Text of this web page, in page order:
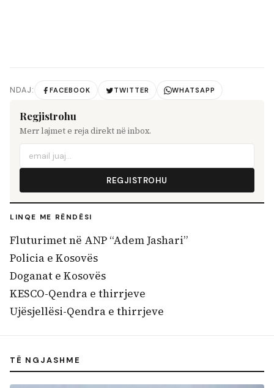
NDAJ: FACEBOOK TWITTER WHATSAPP
Regjistrohu
Merr lajmet e reja direkt në inbox.
REGJISTROHU
LINQE ME RËNDËSI
Fluturimet në ANP “Adem Jashari”
Policia e Kosovës
Doganat e Kosovës
KESCO-Qendra e thirrjeve
Ujësjellësi-Qendra e thirrjeve
TË NGJASHME